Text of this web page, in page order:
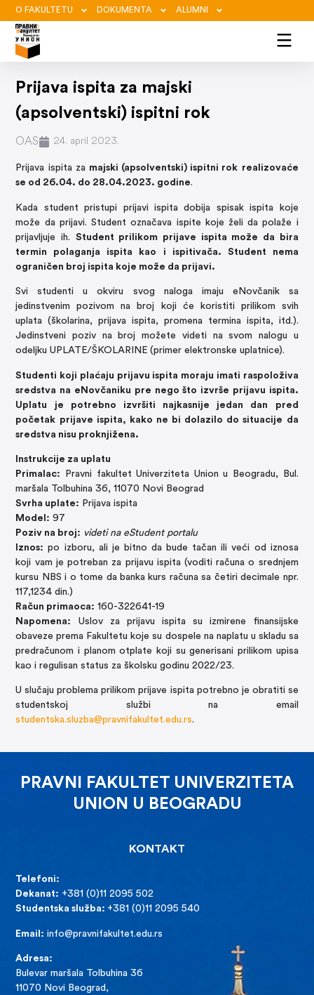
O FAKULTETU DOKUMENTA ALUMNI
Prijava ispita za majski
(apsolventski) ispitni rok
OAS 24. april 2023.
Prijava ispita za majski (apsolventski) ispitni rok realizovaće
se od 26.04. do 28.04.2023. godine.
Kada student pristupi prijavi ispita dobija spisak ispita koje
može da prijavi. Student označava ispite koje želi da polaže i
prijavljuje ih. Student prilikom prijave ispita može da bira
termin polaganja ispita kao i ispitivača. Student nema
ograničen broj ispita koje može da prijavi.
Svi studenti u okviru svog naloga imaju eNovčanik sa
jedinstvenim pozivom na broj koji će koristiti prilikom svih
uplata (školarina, prijava ispita, promena termina ispita, itd.).
Jedinstveni poziv na broj možete videti na svom nalogu u
odeljku UPLATE/ŠKOLARINE (primer elektronske uplatnice).
Studenti koji plaćaju prijavu ispita moraju imati raspoloživa
sredstva na eNovčaniku pre nego što izvrše prijavu ispita.
Uplatu je potrebno izvršiti najkasnije jedan dan pred
početak prijave ispita, kako ne bi dolazilo do situacije da
sredstva nisu proknjižena.
Instrukcije za uplatu
Primalac: Pravni fakultet Univerziteta Union u Beogradu, Bul.
maršala Tolbuhina 36, 11070 Novi Beograd
Svrha uplate: Prijava ispita
Model: 97
Poziv na broj: videti na eStudent portalu
Iznos: po izboru, ali je bitno da bude tačan ili veći od iznosa
koji vam je potreban za prijavu ispita (voditi računa o srednjem
kursu NBS i o tome da banka kurs računa sa četiri decimale npr.
117,1234 din.)
Račun primaoca: 160-322641-19
Napomena: Uslov za prijavu ispita su izmirene finansijske
obaveze prema Fakultetu koje su dospele na naplatu u skladu sa
predračunom i planom otplate koji su generisani prilikom upisa
kao i regulisan status za školsku godinu 2022/23.
U slučaju problema prilikom prijave ispita potrebno je obratiti se
studentskoj službi na email
studentska.sluzba@pravnifakultet.edu.rs.
PRAVNI FAKULTET UNIVERZITETA
UNION U BEOGRADU
KONTAKT
Telefoni:
Dekanat: +381 (0)11 2095 502
Studentska služba: +381 (0)11 2095 540
Email: info@pravnifakultet.edu.rs
Adresa:
Bulevar maršala Tolbuhina 36
11070 Novi Beograd,